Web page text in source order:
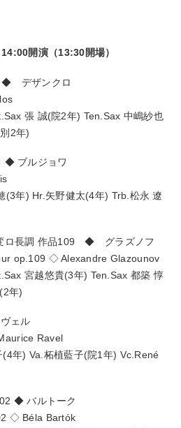
開演（13:30開場）
◆ デザンクロ
張 誠(院2年) Ten.Sax 中嶋紗也
2年)
◆ ブルジョワ
(3年) Hr.矢野健太(4年) Trb.松永 遼
ロ長調 作品109 ◆ グラズノフ
op.109 ◇ Alexandre Glazounov
宮越悠貴(3年) Ten.Sax 都築 惇
年)
ェル
Ravel
年) Va.柘植藍子(院1年) Vc.René
◆ バルトーク
◇ Béla Bartók